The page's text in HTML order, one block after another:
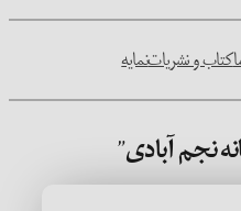
کتاب و نشریاتنمایه
نجم آبادی”